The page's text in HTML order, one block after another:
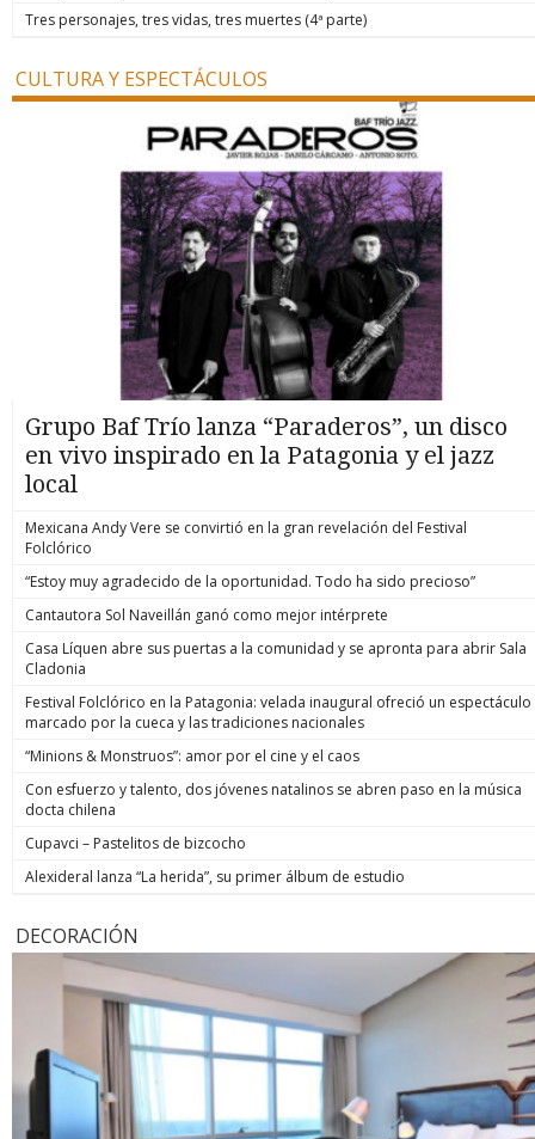
Tres personajes, tres vidas, tres muertes (4ª parte)
CULTURA Y ESPECTÁCULOS
Grupo Baf Trío lanza “Paraderos”, un disco
en vivo inspirado en la Patagonia y el jazz
local
Mexicana Andy Vere se convirtió en la gran revelación del Festival
Folclórico
“Estoy muy agradecido de la oportunidad. Todo ha sido precioso”
Cantautora Sol Naveillán ganó como mejor intérprete
Casa Líquen abre sus puertas a la comunidad y se apronta para abrir Sala
Cladonia
Festival Folclórico en la Patagonia: velada inaugural ofreció un espectáculo
marcado por la cueca y las tradiciones nacionales
“Minions & Monstruos”: amor por el cine y el caos
Con esfuerzo y talento, dos jóvenes natalinos se abren paso en la música
docta chilena
Cupavci – Pastelitos de bizcocho
Alexideral lanza “La herida”, su primer álbum de estudio
DECORACIÓN